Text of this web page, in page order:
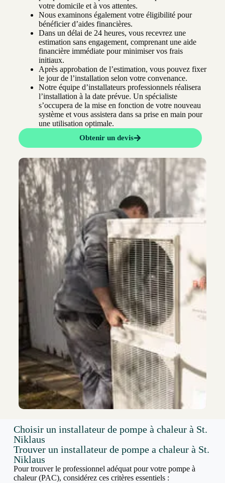
votre domicile et à vos attentes.
Nous examinons également votre éligibilité pour
bénéficier d’aides financières.
Dans un délai de 24 heures, vous recevrez une
estimation sans engagement, comprenant une aide
financière immédiate pour minimiser vos frais
initiaux.
Après approbation de l’estimation, vous pouvez fixer
le jour de l’installation selon votre convenance.
Notre équipe d’installateurs professionnels réalisera
l’installation à la date prévue. Un spécialiste
s’occupera de la mise en fonction de votre nouveau
système et vous assistera dans sa prise en main pour
une utilisation optimale.
Obtenir un devis
Choisir un installateur de pompe à chaleur à St.
Niklaus
Trouver un installateur de pompe a chaleur à St.
Niklaus
Pour trouver le professionnel adéquat pour votre pompe à
chaleur (PAC), considérez ces critères essentiels :